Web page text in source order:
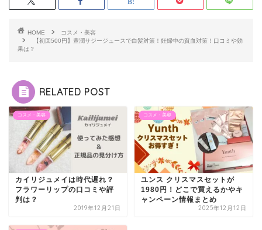
HOME
コスメ・美容
【初回500円】豊潤サジージュースで白髪対策！妊婦中の貧血対策！口コミや効
果は？
RELATED POST
コスメ・美容
カイリジュメイは時代遅れ？
フラワーリップの口コミや評
判は？
2019年12月21日
コスメ・美容
ユンス クリスマスセットが
1980円！どこで買えるかやキ
ャンペーン情報まとめ
2025年12月12日